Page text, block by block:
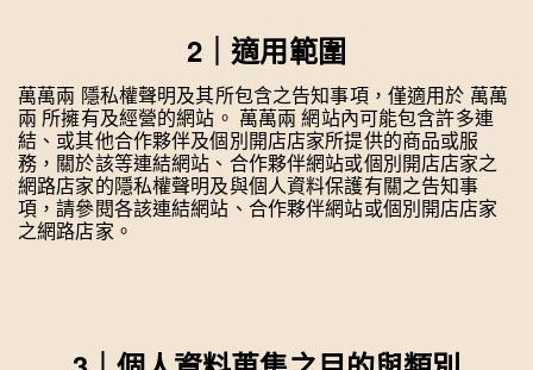
2｜適用範圍
萬萬兩 隱私權聲明及其所包含之告知事項，僅適用於 萬萬
兩 所擁有及經營的網站。 萬萬兩 網站內可能包含許多連
結、或其他合作夥伴及個別開店店家所提供的商品或服
務，關於該等連結網站、合作夥伴網站或個別開店店家之
網路店家的隱私權聲明及與個人資料保護有關之告知事
項，請參閱各該連結網站、合作夥伴網站或個別開店店家
之網路店家。